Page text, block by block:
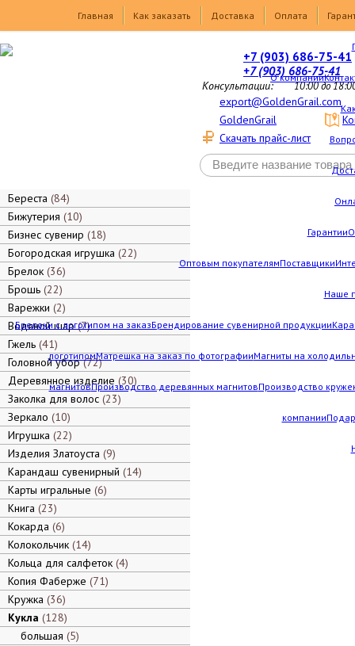
Главная
Как заказать Доставка Оплата
О компании
Гарантии
Оптовым покупателямПоставщики
Наше
Брелоки с логотипом на заказБрендирование сувенирной продукции
логотипомМатрешка на заказ по фотографииМагниты на
магнитовПроизводство деревянных магнитовПроизводство
компании
+7 (903) 686-75-41
+7 (903) 686-75-41
Консультации: 10:00 до
export@GoldenGrail.com
GoldenGrail
Скачать прайс-лист
Береста 84
Бижутерия 10
Бизнес сувенир 18
Богородская игрушка 22
Брелок 36
Брошь 22
Варежки 2
Водяной шар 7
Гжель 41
Головной убор 72
Деревянное изделие 30
Заколка для волос 23
Зеркало 10
Игрушка 22
Изделия Златоуста 9
Карандаш сувенирный 14
Карты игральные 6
Книга 23
Кокарда 6
Колокольчик 14
Кольца для салфеток 4
Копия Фаберже 71
Кружка 36
Кукла 128
большая 5